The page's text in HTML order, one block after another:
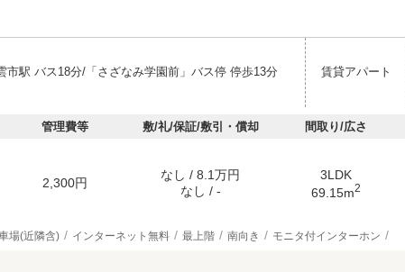
市駅 バス18分/「さざなみ学園前」バス停 停歩13分 賃貸アパート
管理費等 敷/礼/保証/敷引・償却 間取り/広さ
2,300円
なし / 8.1万円
なし / -
3LDK
69.15m2
場(近隣含) インターネット無料 最上階 南向き モニタ付インターホン